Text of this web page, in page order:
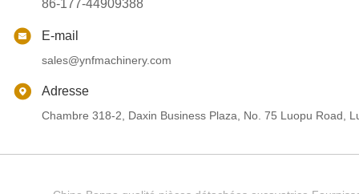
86-177-44909388
E-mail
sales@ynfmachinery.com
Adresse
Chambre 318-2, Daxin Business Plaza, No. 75 Luopu Road,